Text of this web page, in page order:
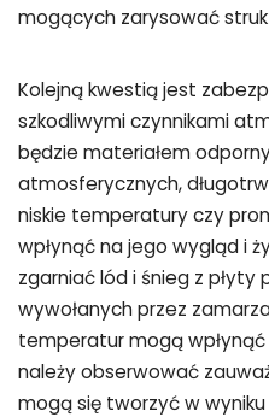
mogących zarysować
Kolejną kwestią jest
szkodliwymi czynnikami
będzie materiałem
atmosferycznych,
niskie temperatury czy
wpłynąć na jego wygląd i
zgarniać lód i śnieg z płyty
wywołanych przez
temperatur mogą
należy obserwować
mogą się tworzyć w